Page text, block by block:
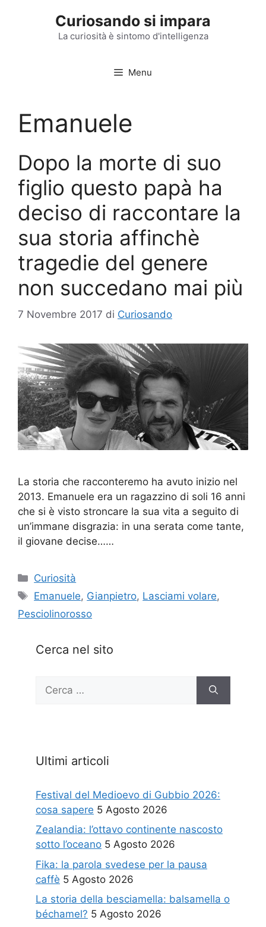
Curiosando si impara
La curiosità è sintomo d'intelligenza
Menu
Emanuele
Dopo la morte di suo
figlio questo papà ha
deciso di raccontare la
sua storia affinchè
tragedie del genere
non succedano mai più
7 Novembre 2017 di Curiosando
La storia che racconteremo ha avuto inizio nel
2013. Emanuele era un ragazzino di soli 16 anni
che si è visto stroncare la sua vita a seguito di
un’immane disgrazia: in una serata come tante,
il giovane decise……
Categorie
Curiosità
Tag
Emanuele, Gianpietro, Lasciami volare,
Pesciolinorosso
Cerca nel sito
per:
Ultimi articoli
Festival del Medioevo di Gubbio 2026:
cosa sapere 5 Agosto 2026
Zealandia: l’ottavo continente nascosto
sotto l’oceano 5 Agosto 2026
Fika: la parola svedese per la pausa
caffè 5 Agosto 2026
La storia della besciamella: balsamella o
béchamel? 5 Agosto 2026